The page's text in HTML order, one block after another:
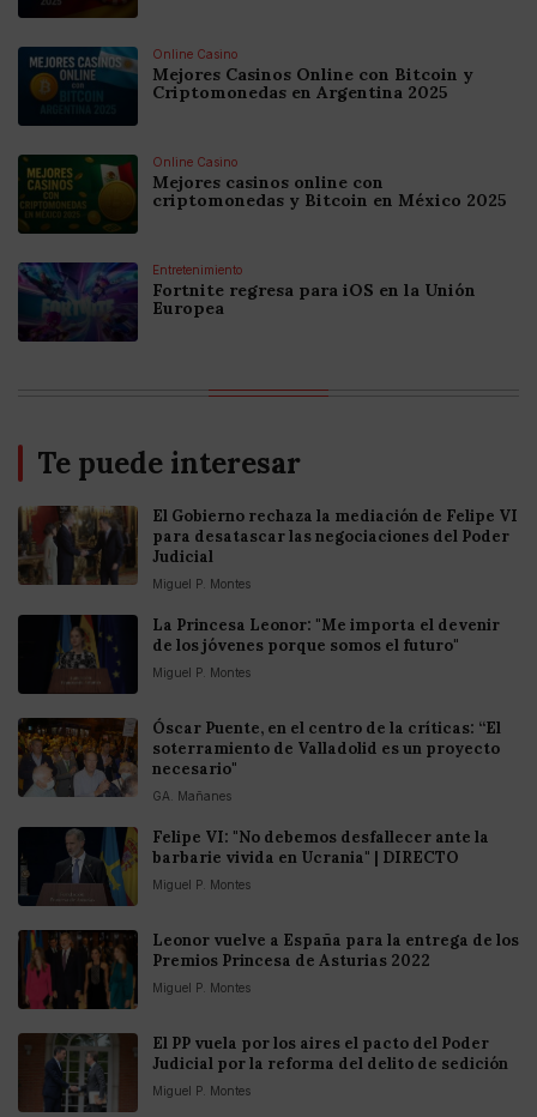
Online Casino
Mejores Casinos Online con Bitcoin y
Criptomonedas en Argentina 2025
Online Casino
Mejores casinos online con
criptomonedas y Bitcoin en México 2025
Entretenimiento
Fortnite regresa para iOS en la Unión
Europea
Te puede interesar
El Gobierno rechaza la mediación de Felipe VI
para desatascar las negociaciones del Poder
Judicial
Miguel P. Montes
La Princesa Leonor: "Me importa el devenir
de los jóvenes porque somos el futuro"
Miguel P. Montes
Óscar Puente, en el centro de la críticas: “El
soterramiento de Valladolid es un proyecto
necesario"
GA. Mañanes
Felipe VI: "No debemos desfallecer ante la
barbarie vivida en Ucrania" | DIRECTO
Miguel P. Montes
Leonor vuelve a España para la entrega de los
Premios Princesa de Asturias 2022
Miguel P. Montes
El PP vuela por los aires el pacto del Poder
Judicial por la reforma del delito de sedición
Miguel P. Montes